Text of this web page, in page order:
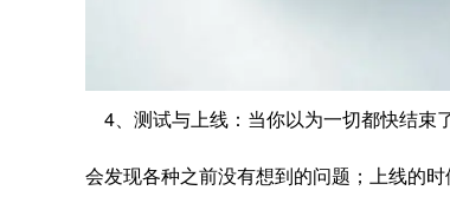
4、测试与上线：当你以为一切都快结束
会发现各种之前没有想到的问题；上线的